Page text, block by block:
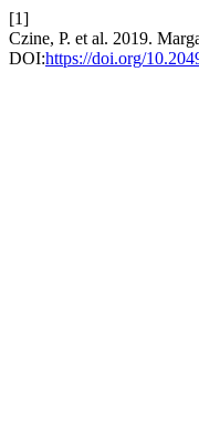
[1]
Czine, P. et al. 2019.
DOI:https://doi.org/